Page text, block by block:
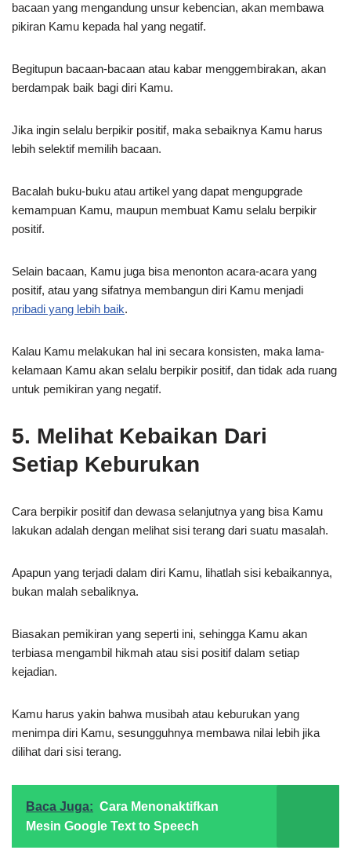
bacaan yang mengandung unsur kebencian, akan membawa
pikiran Kamu kepada hal yang negatif.
Begitupun bacaan-bacaan atau kabar menggembirakan, akan
berdampak baik bagi diri Kamu.
Jika ingin selalu berpikir positif, maka sebaiknya Kamu harus
lebih selektif memilih bacaan.
Bacalah buku-buku atau artikel yang dapat mengupgrade
kemampuan Kamu, maupun membuat Kamu selalu berpikir
positif.
Selain bacaan, Kamu juga bisa menonton acara-acara yang
positif, atau yang sifatnya membangun diri Kamu menjadi
pribadi yang lebih baik.
Kalau Kamu melakukan hal ini secara konsisten, maka lama-
kelamaan Kamu akan selalu berpikir positif, dan tidak ada ruang
untuk pemikiran yang negatif.
5. Melihat Kebaikan Dari
Setiap Keburukan
Cara berpikir positif dan dewasa selanjutnya yang bisa Kamu
lakukan adalah dengan melihat sisi terang dari suatu masalah.
Apapun yang terjadi dalam diri Kamu, lihatlah sisi kebaikannya,
bukan malah sebaliknya.
Biasakan pemikiran yang seperti ini, sehingga Kamu akan
terbiasa mengambil hikmah atau sisi positif dalam setiap
kejadian.
Kamu harus yakin bahwa musibah atau keburukan yang
menimpa diri Kamu, sesungguhnya membawa nilai lebih jika
dilihat dari sisi terang.
Baca Juga: Cara Menonaktifkan
Mesin Google Text to Speech